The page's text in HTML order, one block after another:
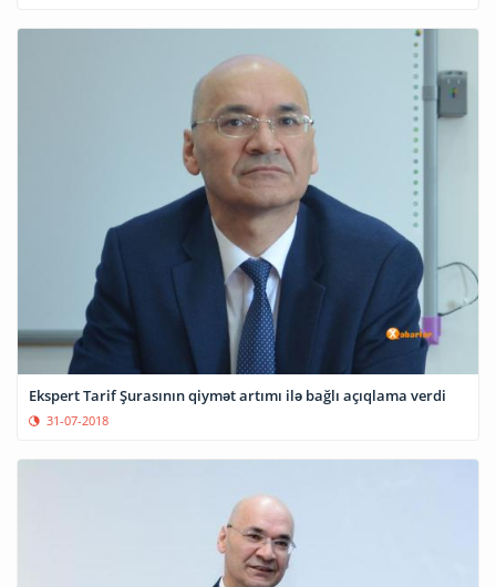
Ekspert Tarif Şurasının qiymət artımı ilə bağlı açıqlama verdi
31-07-2018